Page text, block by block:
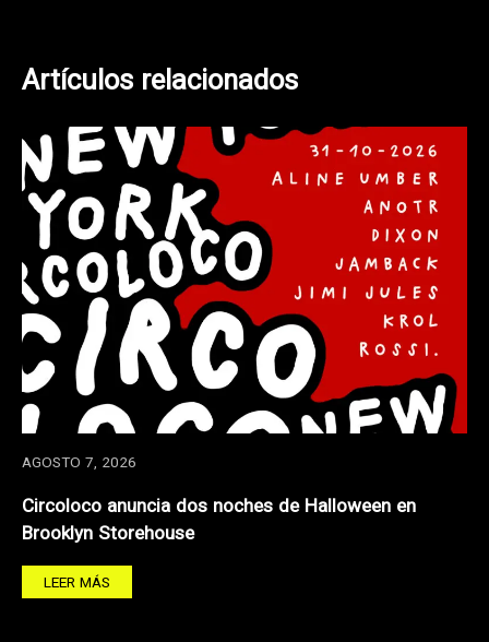
Artículos relacionados
AGOSTO 7, 2026
Circoloco anuncia dos noches de Halloween en
Brooklyn Storehouse
LEER MÁS